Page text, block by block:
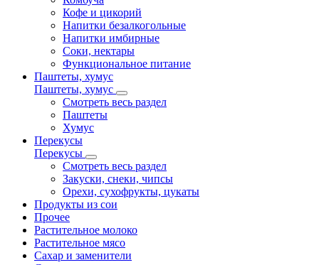
Кофе и цикорий
Напитки безалкогольные
Напитки имбирные
Соки, нектары
Функциональное питание
Паштеты, хумус
Паштеты, хумус
Смотреть весь раздел
Паштеты
Хумус
Перекусы
Перекусы
Смотреть весь раздел
Закуски, снеки, чипсы
Орехи, сухофрукты, цукаты
Продукты из сои
Прочее
Растительное молоко
Растительное мясо
Сахар и заменители